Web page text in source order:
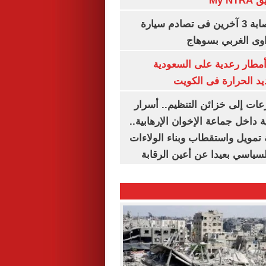
مصرع سيدة وإصابة 3 آخرين فى تصادم سيارة
الغربي بسوهاج
رعدية على السعودية
الحرارة فى الكويت
إلى خزائن التنظيم.. أسرار
داخل جماعة الإخوان الإرهابية..
واستقطاب وبناء الولاءات
بعيدا عن أعين الرقابة